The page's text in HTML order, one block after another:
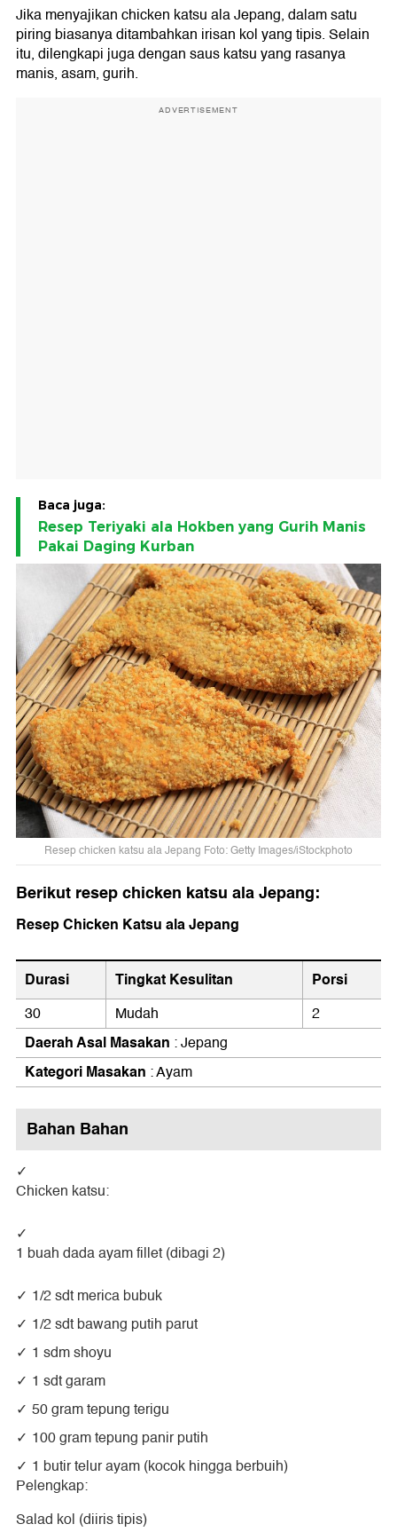
Jika menyajikan chicken katsu ala Jepang, dalam satu
piring biasanya ditambahkan irisan kol yang tipis. Selain
itu, dilengkapi juga dengan saus katsu yang rasanya
manis, asam, gurih.
ADVERTISEMENT
Baca juga:
Resep Teriyaki ala Hokben yang Gurih Manis
Pakai Daging Kurban
Resep chicken katsu ala Jepang Foto: Getty Images/iStockphoto
Berikut resep chicken katsu ala Jepang:
Resep Chicken Katsu ala Jepang
Durasi Tingkat Kesulitan Porsi
30 Mudah 2
Daerah Asal Masakan : Jepang
Kategori Masakan :Ayam
Bahan Bahan
Chicken katsu:
1 buah dada ayam fillet (dibagi 2)
1/2 sdt merica bubuk
1/2 sdt bawang putih parut
1 sdm shoyu
1 sdt garam
50 gram tepung terigu
100 gram tepung panir putih
1 butir telur ayam (kocok hingga berbuih)
Pelengkap:
Salad kol (diiris tipis)